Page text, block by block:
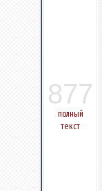
877
полный
текст